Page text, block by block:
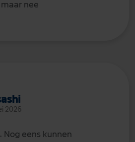
nee
2026
Nog eens kunnen